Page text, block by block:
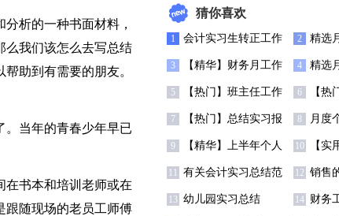
析的一种书面材料，
么我们该怎么去写总结
助到有需要的朋友。
。当年的青春少年早已
在书本和培训老师或在
跟随现场的老员工师傅
猜你喜欢
1 会计实习生转正工作
总结7篇
2 精选
结锦集6
3 【精华】财务月工作
总结3篇
4 精选
结模板
5 【热门】班主任工作
总结模板汇总7篇
6 【热
总结模
7 【热门】总结实习报
告范文汇总七篇
8 月度
文锦集5
9 【精华】上半年个人
工作总结范文5篇
10 【实
结集锦9
11 有关会计实习总结范
文八篇
12 销售
四篇
13 幼儿园实习总结 14 财务